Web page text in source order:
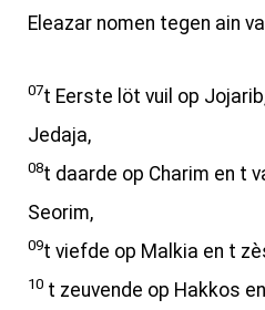
Eleazar nomen tegen ain
07t Eerste löt vuil op
Jedaja,
08t daarde op Charim en t
Seorim,
09t viefde op Malkia en t
10 t zeuvende op Hakkos